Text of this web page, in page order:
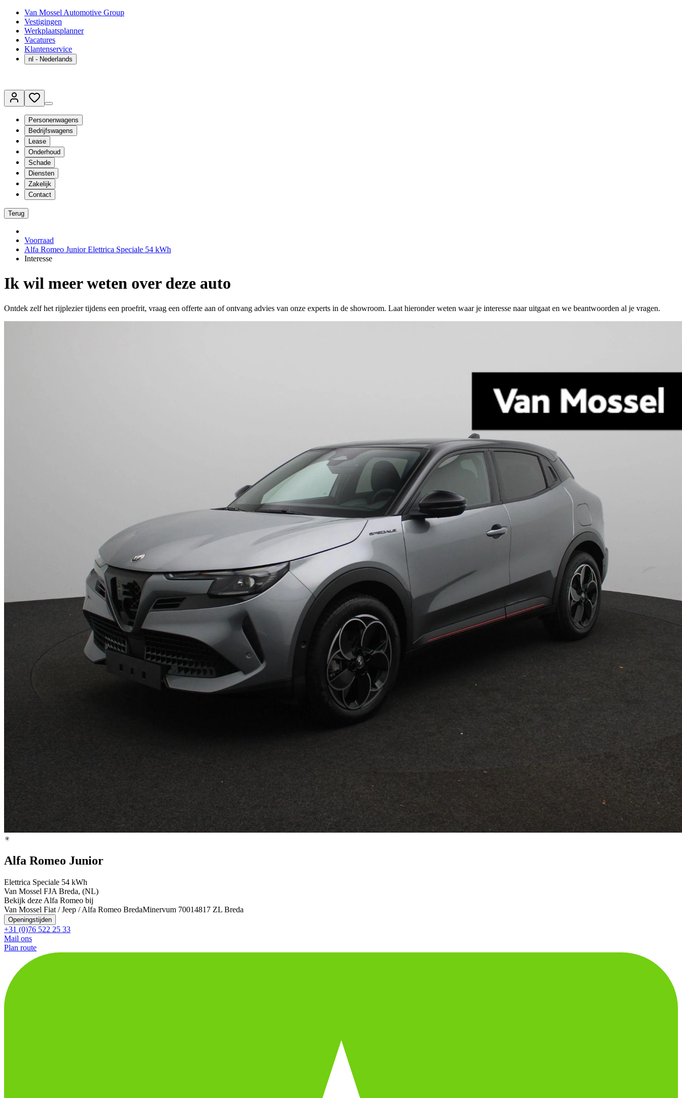
Van Mossel Automotive Group
Vestigingen
Werkplaatsplanner
Vacatures
Klantenservice
nl - Nederlands
Personenwagens
Bedrijfswagens
Lease
Onderhoud
Schade
Diensten
Zakelijk
Contact
Terug
Voorraad
Alfa Romeo Junior Elettrica Speciale 54 kWh
Interesse
Ik wil meer weten over deze auto
Ontdek zelf het rijplezier tijdens een proefrit, vraag een offerte aan of ontvang advies van onze experts in de showroom. Laat hieronder weten waar je interesse naar uitgaat en we beantwoorden al je vragen.
Alfa Romeo Junior
Elettrica Speciale 54 kWh
Van Mossel FJA Breda, (NL)
Bekijk deze Alfa Romeo bij
Van Mossel Fiat / Jeep / Alfa Romeo BredaMinervum 70014817 ZL Breda
Openingstijden
+31 (0)76 522 25 33
Mail ons
Plan route